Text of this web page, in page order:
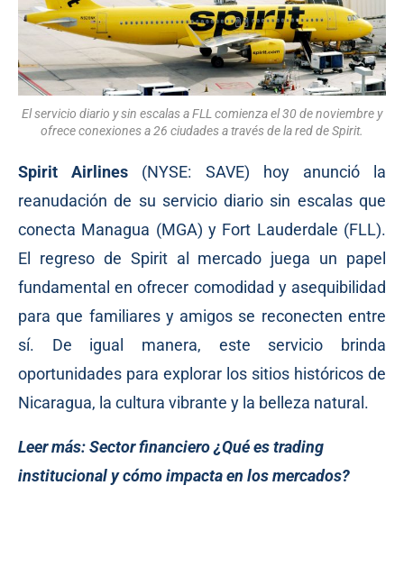
El servicio diario y sin escalas a FLL comienza el 30 de noviembre y
ofrece conexiones a 26 ciudades a través de la red de Spirit.
Spirit Airlines (NYSE: SAVE) hoy anunció la
reanudación de su servicio diario sin escalas que
conecta Managua (MGA) y Fort Lauderdale (FLL).
El regreso de Spirit al mercado juega un papel
fundamental en ofrecer comodidad y asequibilidad
para que familiares y amigos se reconecten entre
sí. De igual manera, este servicio brinda
oportunidades para explorar los sitios históricos de
Nicaragua, la cultura vibrante y la belleza natural.
Leer más:Sector financiero ¿Qué es trading
institucional y cómo impacta en los mercados?